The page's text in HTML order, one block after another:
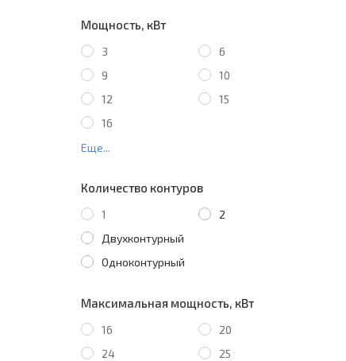
Мощность, кВт
3
6
9
10
12
15
16
Еще...
Количество контуров
1
2
Двухконтурный
Одноконтурный
Максимальная мощность, кВт
16
20
24
25